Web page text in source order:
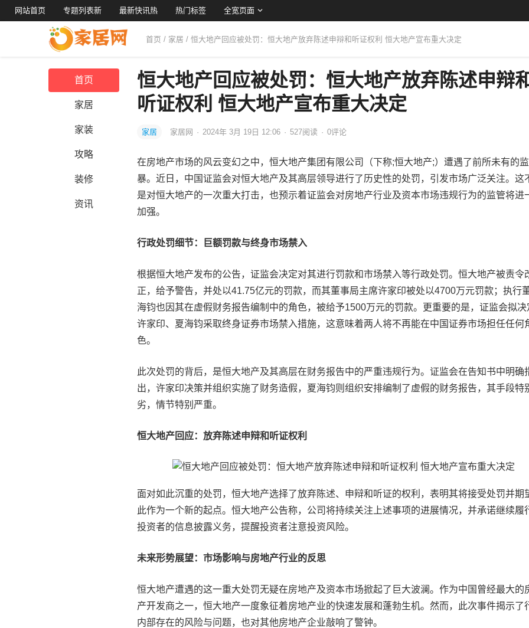
网站首页 专题列表新 最新快讯热 热门标签 全宽页面
首页 / 家居 / 恒大地产回应被处罚：恒大地产放弃陈述申辩和听证权利 恒大地产宣布重大决定
首页
家居
家装
攻略
装修
资讯
恒大地产回应被处罚：恒大地产放弃陈述申辩
听证权利 恒大地产宣布重大决定
家居 家居网 · 2024年 3月 19日 12:06 · 527阅读 · 0评论
在房地产市场的风云变幻之中，恒大地产集团有限公司（下称;恒大地产;）遭遇了前所未有的
暴。近日，中国证监会对恒大地产及其高层领导进行了历史性的处罚，引发市场广泛关注。这
是对恒大地产的一次重大打击，也预示着证监会对房地产行业及资本市场违规行为的监管将进
加强。
行政处罚细节：巨额罚款与终身市场禁入
根据恒大地产发布的公告，证监会决定对其进行罚款和市场禁入等行政处罚。恒大地产被责令
正，给予警告，并处以41.75亿元的罚款，而其董事局主席许家印被处以4700万元罚款；执行
海钧也因其在虚假财务报告编制中的角色，被给予1500万元的罚款。更重要的是，证监会拟决
许家印、夏海钧采取终身证券市场禁入措施，这意味着两人将不再能在中国证券市场担任任何
色。
此次处罚的背后，是恒大地产及其高层在财务报告中的严重违规行为。证监会在告知书中明确
出，许家印决策并组织实施了财务造假，夏海钧则组织安排编制了虚假的财务报告，其手段特
劣，情节特别严重。
恒大地产回应：放弃陈述申辩和听证权利
面对如此沉重的处罚，恒大地产选择了放弃陈述、申辩和听证的权利，表明其将接受处罚并期
此作为一个新的起点。恒大地产公告称，公司将持续关注上述事项的进展情况，并承诺继续履
投资者的信息披露义务，提醒投资者注意投资风险。
未来形势展望：市场影响与房地产行业的反思
恒大地产遭遇的这一重大处罚无疑在房地产及资本市场掀起了巨大波澜。作为中国曾经最大的
产开发商之一，恒大地产一度象征着房地产业的快速发展和蓬勃生机。然而，此次事件揭示了
内部存在的风险与问题，也对其他房地产企业敲响了警钟。